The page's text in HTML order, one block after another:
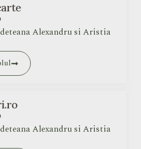
Alexandru si Aristia
Alexandru si Aristia